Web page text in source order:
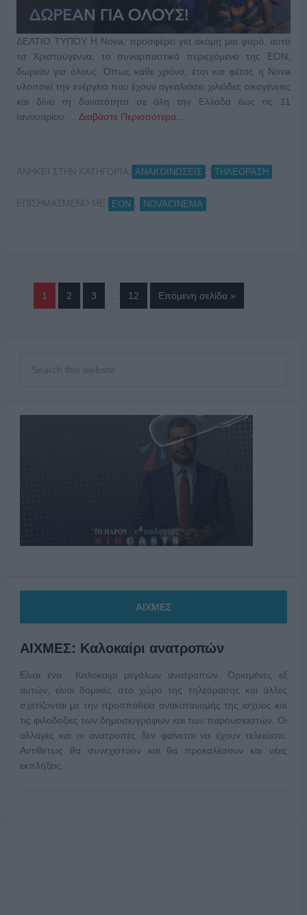
ΔΕΛΤΙΟ ΤΥΠΟΥ Η Nova, προσφέρει για ακόμη μια φορά, αυτά
τα Χριστούγεννα, το συναρπαστικό περιεχόμενο της EON,
δωρεάν για όλους. Όπως κάθε χρόνο, έτσι και φέτος η Nova
υλοποιεί την ενέργεια που έχουν αγκαλιάσει χιλιάδες οικογένειες
και δίνει τη δυνατότητα σε όλη την Ελλάδα έως τις 11
Ιανουαρίου … Διαβάστε Περισσότερα...
ΑΝΗΚΕΙ ΣΤΗΝ ΚΑΤΗΓΟΡΙΑ: ΑΝΑΚΟΙΝΩΣΕΙΣ ΤΗΛΕΟΡΑΣΗ
ΕΠΙΣΗΜΑΣΜΕΝΟ ΜΕ: EON NOVACINEMA
1 2 3 12 Επόμενη σελίδα »
ΑΙΧΜΕΣ
ΑΙΧΜΕΣ: Καλοκαίρι ανατροπών
Είναι ένα Καλοκαίρι μεγάλων ανατροπών. Ορισμένες εξ
αυτών, είναι δομικές στο χώρο της τηλεόρασης και άλλες
σχετίζονται με την προσπάθεια ανακατανομής της ισχύος και
τις φιλοδοξίες των δημοσιογράφων και των παρουσιαστών. Οι
αλλαγές και οι ανατροπές δεν φαίνεται να έχουν τελειώσει.
Αντιθέτως θα συνεχιστούν και θα προκαλέσουν και νέες
εκπλήξεις.